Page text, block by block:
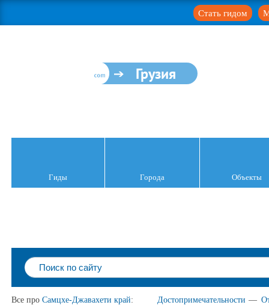
Стать гидом
Грузия
Гиды Города Объекты
Все про Самцхе-Джавахети край: Достопримечательности —